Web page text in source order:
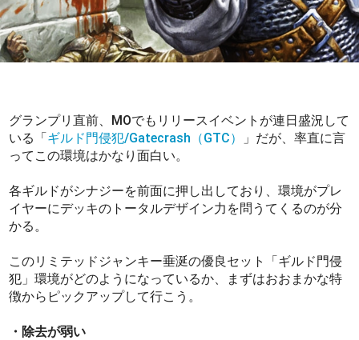
グランプリ直前、MOでもリリースイベントが連日盛況して
いる「ギルド門侵犯/Gatecrash（GTC）
」だが、率直に言
ってこの環境はかなり面白い。
各ギルドがシナジーを前面に押し出しており、環境がプレ
イヤーにデッキのトータルデザイン力を問うてくるのが分
かる。
このリミテッドジャンキー垂涎の優良セット「ギルド門侵
犯」環境がどのようになっているか、まずはおおまかな特
徴からピックアップして行こう。
・除去が弱い